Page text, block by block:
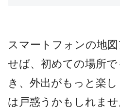
スマートフォンの地
せば、初めての場所
き、外出がもっと楽
は戸惑うかもしれま